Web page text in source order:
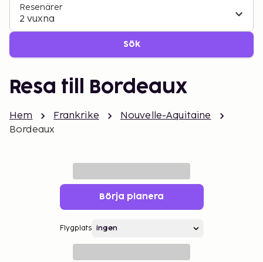
Resenärer
2 vuxna
Sök
Resa till Bordeaux
Hem Frankrike
Nouvelle-Aquitaine
Bordeaux
Börja planera
Flygplats